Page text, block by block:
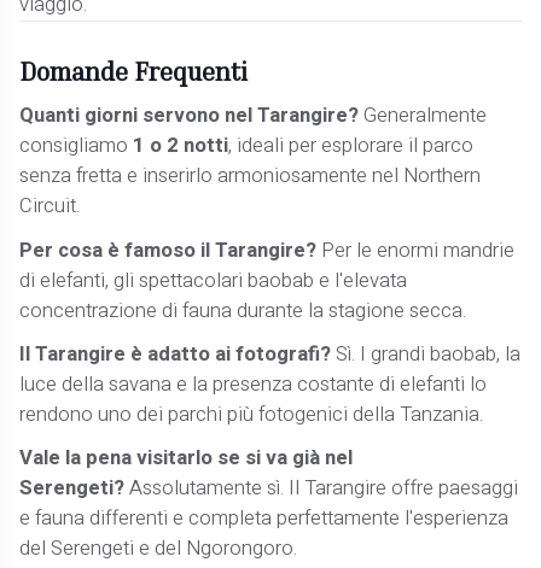
Domande Frequenti
Quanti giorni servono nel Tarangire?Generalmente
consigliamo 1 o 2 notti, ideali per esplorare il parco
senza fretta e inserirlo armoniosamente nel Northern
Circuit.
Per cosa è famoso il Tarangire? Per le enormi mandrie
di elefanti, gli spettacolari baobab e l'elevata
concentrazione di fauna durante la stagione secca.
Il Tarangire è adatto ai fotografi? Sì. I grandi baobab, la
luce della savana e la presenza costante di elefanti lo
rendono uno dei parchi più fotogenici della Tanzania.
Vale la pena visitarlo se si va già nel
Serengeti?Assolutamente sì. Il Tarangire offre paesaggi
e fauna differenti e completa perfettamente l'esperienza
del Serengeti e del Ngorongoro.